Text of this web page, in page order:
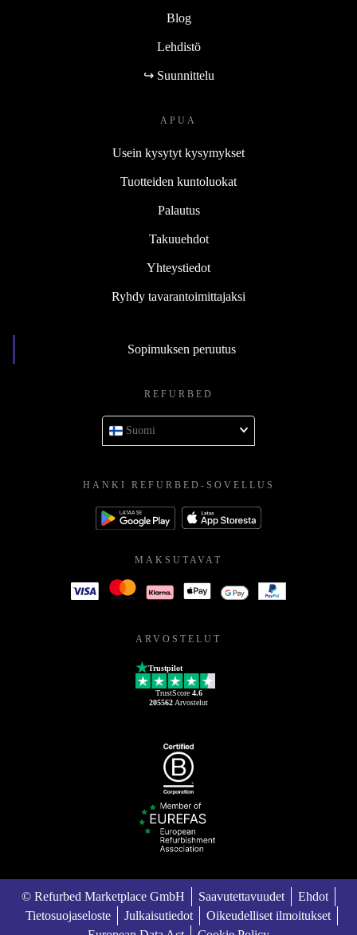
Blog
Lehdistö
↪ Suunnittelu
APUA
Usein kysytyt kysymykset
Tuotteiden kuntoluokat
Palautus
Takuuehdot
Yhteystiedot
Ryhdy tavarantoimittajaksi
Sopimuksen peruutus
REFURBED
Suomi
HANKI REFURBED-SOVELLUS
MAKSUTAVAT
ARVOSTELUT
Trustpilot
TrustScore 4.6
205562 Arvostelut
© Refurbed Marketplace GmbH Saavutettavuudet
Ehdot
Tietosuojaseloste
Julkaisutiedot
Oikeudelliset ilmoitukset